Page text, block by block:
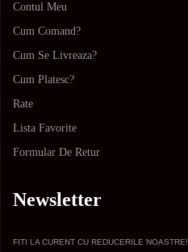
Contul Meu
Cum Comand?
Cum Se Livreaza?
Cum Platesc?
Rate
Lista Favorite
Formular De Retur
Newsletter
FITI LA CURENT CU REDUCERILE NOASTRE!